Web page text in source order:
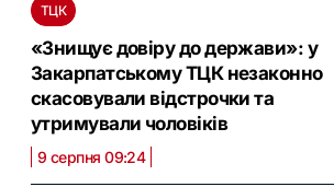
ТЦК
«Знищує довіру до держави»: у
Закарпатському ТЦК незаконно
скасовували відстрочки та
утримували чоловіків
9 серпня 09:24